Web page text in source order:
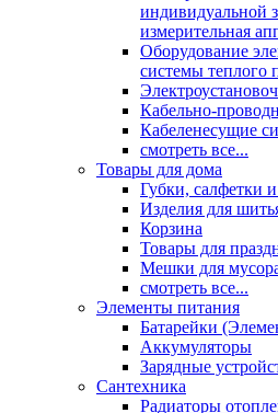
индивидуальной
измерительная
Оборудование
системы теплого
Кабельно-
Кабеленесущие
смотреть все...
Товары для дома
Губки, салфетки
Изделия для
Корзина
Товары для
Мешки для
смотреть все...
Элементы питания
Батарейки
Аккумуляторы
Зарядные
Сантехника
Радиаторы